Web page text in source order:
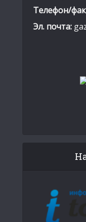
Телефон/
Эл. почта: